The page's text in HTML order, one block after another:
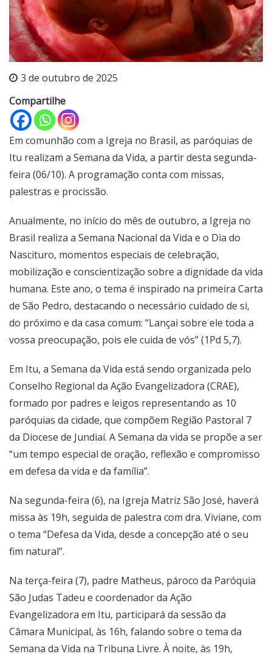
3 de outubro de 2025
Compartilhe
Em comunhão com a Igreja no Brasil, as paróquias de
Itu realizam a Semana da Vida, a partir desta segunda-
feira (06/10). A programação conta com missas,
palestras e procissão.
Anualmente, no início do mês de outubro, a Igreja no
Brasil realiza a Semana Nacional da Vida e o Dia do
Nascituro, momentos especiais de celebração,
mobilização e conscientização sobre a dignidade da vida
humana. Este ano, o tema é inspirado na primeira Carta
de São Pedro, destacando o necessário cuidado de si,
do próximo e da casa comum: “Lançai sobre ele toda a
vossa preocupação, pois ele cuida de vós” (1Pd 5,7).
Em Itu, a Semana da Vida está sendo organizada pelo
Conselho Regional da Ação Evangelizadora (CRAE),
formado por padres e leigos representando as 10
paróquias da cidade, que compõem Região Pastoral 7
da Diocese de Jundiaí. A Semana da vida se propõe a ser
“um tempo especial de oração, reflexão e compromisso
em defesa da vida e da família”.
Na segunda-feira (6), na Igreja Matriz São José, haverá
missa às 19h, seguida de palestra com dra. Viviane, com
o tema “Defesa da Vida, desde a concepção até o seu
fim natural”.
Na terça-feira (7), padre Matheus, pároco da Paróquia
São Judas Tadeu e coordenador da Ação
Evangelizadora em Itu, participará da sessão da
Câmara Municipal, às 16h, falando sobre o tema da
Semana da Vida na Tribuna Livre. À noite, às 19h,